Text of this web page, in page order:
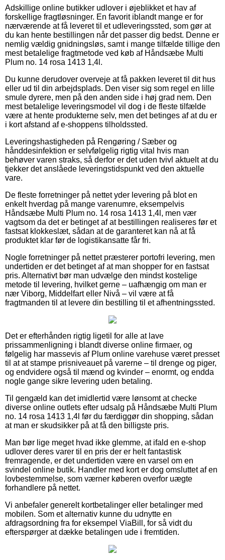
Adskillige online butikker udlover i øjeblikket et hav af
forskellige fragtløsninger. En favorit iblandt mange er for
nærværende at få leveret til et udleveringssted, som gør at
du kan hente bestillingen når det passer dig bedst. Denne er
nemlig vældig gnidningsløs, samt i mange tilfælde tillige den
mest betalelige fragtmetode ved køb af Håndsæbe Multi
Plum no. 14 rosa 1413 1,4l.
Du kunne derudover overveje at få pakken leveret til dit hus
eller ud til din arbejdsplads. Den viser sig som regel en lille
smule dyrere, men på den anden side i høj grad nem. Den
mest betalelige leveringsmodel vil dog i de fleste tilfælde
være at hente produkterne selv, men det betinges af at du er
i kort afstand af e-shoppens tilholdssted.
Leveringshastigheden på Rengøring / Sæber og
hånddesinfektion er selvfølgelig rigtig vital hvis man
behøver varen straks, så derfor er det uden tvivl aktuelt at du
tjekker det anslåede leveringstidspunkt ved den aktuelle
vare.
De fleste forretninger på nettet yder levering på blot en
enkelt hverdag på mange varenumre, eksempelvis
Håndsæbe Multi Plum no. 14 rosa 1413 1,4l, men vær
vagtsom da det er betinget af at bestillingen realiseres før et
fastsat klokkeslæt, sådan at de garanteret kan nå at få
produktet klar før de logistikansatte får fri.
Nogle forretninger på nettet præsterer portofri levering, men
undertiden er det betinget af at man shopper for en fastsat
pris. Alternativt bør man udvælge den mindst kostelige
metode til levering, hvilket gerne – uafhængig om man er
nær Viborg, Middelfart eller Nivå – vil være at få
fragtmanden til at levere din bestilling til et afhentningssted.
Det er efterhånden rigtig ligetil for alle at lave
prissammenligning i blandt diverse online firmaer, og
følgelig har massevis af Plum online varehuse været presset
til at at stampe prisniveauet på varerne – til drenge og piger,
og endvidere også til mænd og kvinder – enormt, og endda
nogle gange sikre levering uden betaling.
Til gengæld kan det imidlertid være lønsomt at checke
diverse online outlets efter udsalg på Håndsæbe Multi Plum
no. 14 rosa 1413 1,4l før du færdiggør din shopping, sådan
at man er skudsikker på at få den billigste pris.
Man bør lige meget hvad ikke glemme, at ifald en e-shop
udlover deres varer til en pris der er helt fantastisk
fremragende, er det undertiden være en varsel om en
svindel online butik. Handler med kort er dog omsluttet af en
lovbestemmelse, som værner køberen overfor uægte
forhandlere på nettet.
Vi anbefaler generelt kortbetalinger eller betalinger med
mobilen. Som et alternativ kunne du udnytte en
afdragsordning fra for eksempel ViaBill, for så vidt du
efterspørger at dække betalingen ude i fremtiden.